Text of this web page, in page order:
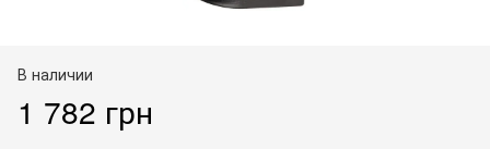
В наличии
1 782 грн